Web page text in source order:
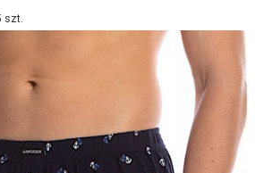
szt.